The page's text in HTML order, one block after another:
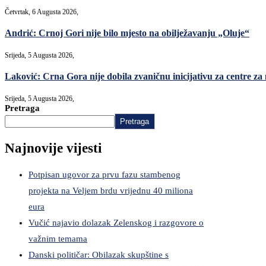
Četvrtak, 6 Augusta 2026,
Andrić: Crnoj Gori nije bilo mjesto na obilježavanju „Oluje“
Srijeda, 5 Augusta 2026,
Laković: Crna Gora nije dobila zvaničnu inicijativu za centre za
Srijeda, 5 Augusta 2026,
Pretraga
Pretraga
Najnovije vijesti
Potpisan ugovor za prvu fazu stambenog
projekta na Veljem brdu vrijednu 40 miliona
eura
Vučić najavio dolazak Zelenskog i razgovore o
važnim temama
Danski političar: Obilazak skupštine s